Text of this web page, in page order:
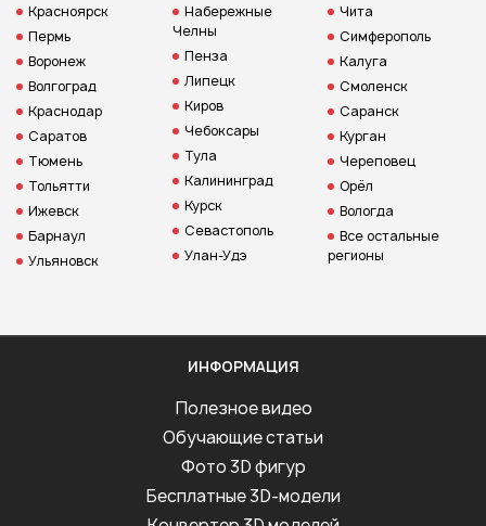
Красноярск
Пермь
Воронеж
Волгоград
Краснодар
Саратов
Тюмень
Тольятти
Ижевск
Барнаул
Ульяновск
Набережные
Челны
Пенза
Липецк
Киров
Чебоксары
Тула
Калининград
Курск
Севастополь
Улан-Удэ
Чита
Симферополь
Калуга
Смоленск
Саранск
Курган
Череповец
Орёл
Вологда
Все остальные
регионы
ИНФОРМАЦИЯ
Полезное видео
Обучающие статьи
Фото 3D фигур
Бесплатные 3D-модели